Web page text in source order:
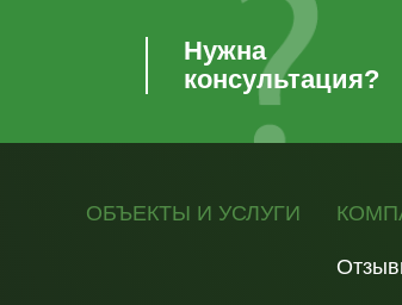
Нужна
консультация?
ОБЪЕКТЫ И УСЛУГИ